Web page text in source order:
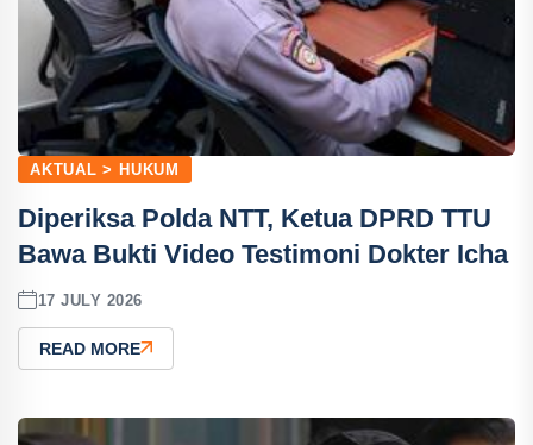
AKTUAL > HUKUM
Diperiksa Polda NTT, Ketua DPRD TTU
Bawa Bukti Video Testimoni Dokter Icha
17 JULY 2026
READ MORE